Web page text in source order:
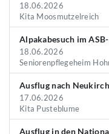
18.06.2026
Kita Moosmutzelreich
Alpakabesuch im
18.06.2026
Seniorenpflegeheim
Ausflug nach
17.06.2026
Kita Pusteblume
Ausflug in den